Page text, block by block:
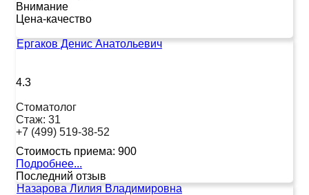
Внимание
Цена-качество
Ергаков Денис Анатольевич
4.3
Стоматолог
Стаж: 31
+7 (499) 519-38-52
Стоимость приема: 900
Подробнее...
Последний отзыв
Назарова Лилия Владимировна